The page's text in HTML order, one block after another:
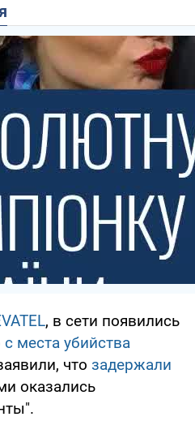
, в сети появились
места убийства
что задержали
оказались